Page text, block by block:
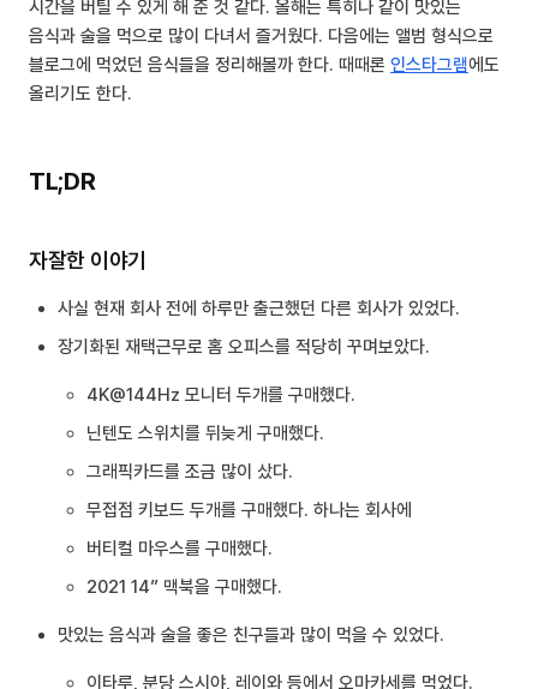
시간을 버틸 수 있게 해 준 것 같다. 올해는 특히나 같이 맛있는
음식과 술을 먹으로 많이 다녀서 즐거웠다. 다음에는 앨범 형식으로
블로그에 먹었던 음식들을 정리해볼까 한다. 때때론 인스타그램에도
올리기도 한다.
TL;DR
자잘한 이야기
사실 현재 회사 전에 하루만 출근했던 다른 회사가 있었다.
장기화된 재택근무로 홈 오피스를 적당히 꾸며보았다.
4K@144Hz 모니터 두개를 구매했다.
닌텐도 스위치를 뒤늦게 구매했다.
그래픽카드를 조금 많이 샀다.
무접점 키보드 두개를 구매했다. 하나는 회사에
버티컬 마우스를 구매했다.
2021 14” 맥북을 구매했다.
맛있는 음식과 술을 좋은 친구들과 많이 먹을 수 있었다.
이타루, 분당 스시야, 레이와 등에서 오마카세를 먹었다.